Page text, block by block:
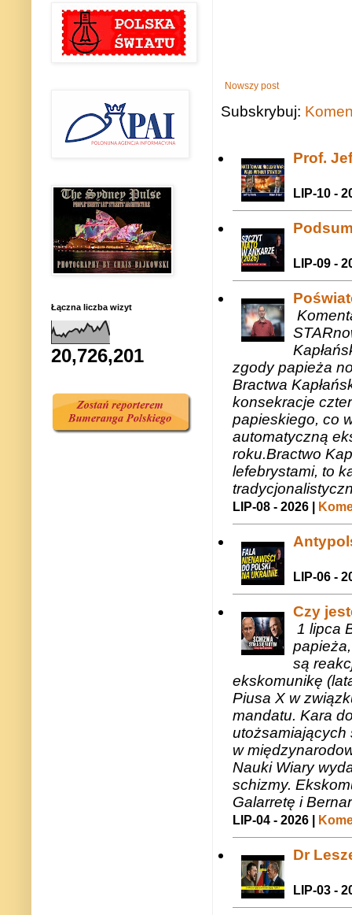
Nowszy post
Subskrybuj:
Prof.
LIP-10 -
LIP-09 -
zgody papieża
Bractwa
konsekracje
papieskiego, co
automatyczną
roku.Bractwo
lefebrystami, to
LIP-08 - 2026 |
LIP-06 -
Czy
1 lipca
są
ekskomunikę
Piusa X w
mandatu. Kara
utożsamiających
w
Nauki Wiary
schizmy.
Galarretę i
LIP-04 - 2026 |
Dr
LIP-03 -
Łączna liczba wizyt
20,726,201